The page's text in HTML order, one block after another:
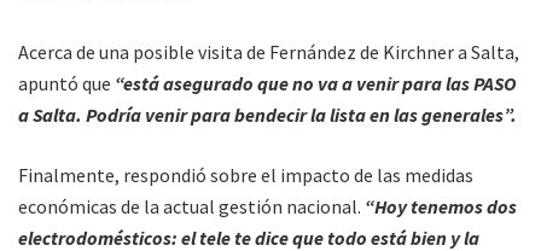
Acerca de una posible visita de Fernández de Kirchner a Salta,
apuntó que “está asegurado que no va a venir para las PASO
a Salta. Podría venir para bendecir la lista en las generales”.
Finalmente, respondió sobre el impacto de las medidas
económicas de la actual gestión nacional. “Hoy tenemos dos
electrodomésticos: el tele te dice que todo está bien y la